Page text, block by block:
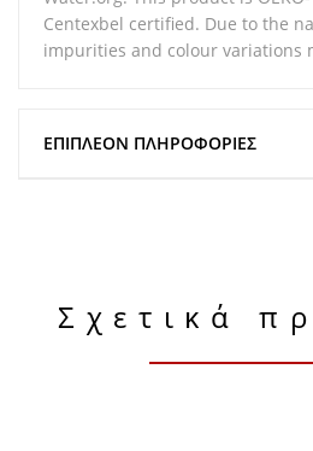
Centexbel certified. Due to the
impurities and colour variations
ΕΠΙΠΛΈΟΝ ΠΛΗΡΟΦΟΡΊΕΣ
Σχετικά